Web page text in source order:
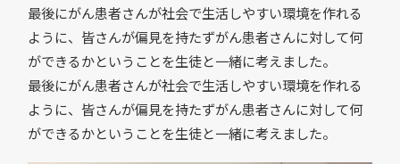
最後にがん患者さんが社会で生活しやすい環境を作れる
ように、皆さんが偏見を持たずがん患者さんに対して何
ができるかということを生徒と一緒に考えました。
最後にがん患者さんが社会で生活しやすい環境を作れる
ように、皆さんが偏見を持たずがん患者さんに対して何
ができるかということを生徒と一緒に考えました。